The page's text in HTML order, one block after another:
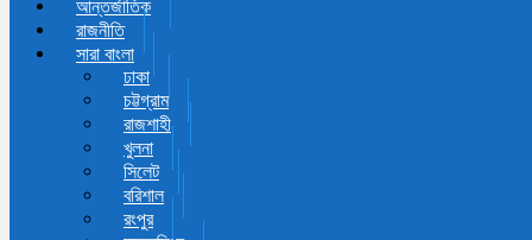
আন্তর্জাতিক
রাজনীতি
সারা বাংলা
ঢাকা
চট্টগ্রাম
রাজশাহী
খুলনা
সিলেট
বরিশাল
রংপুর